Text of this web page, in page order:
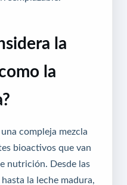
la
la
compleja mezcla
bioactivos que van
nutrición. Desde las
la leche madura,